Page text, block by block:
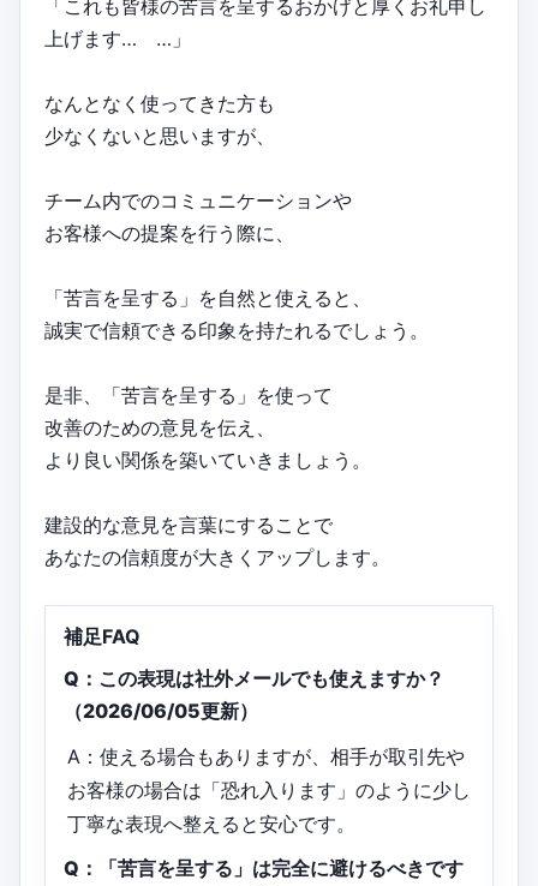
「これも皆様の苦言を呈するおかげと厚くお礼申し
上げます… …」
なんとなく使ってきた方も
少なくないと思いますが、
チーム内でのコミュニケーションや
お客様への提案を行う際に、
「苦言を呈する」を自然と使えると、
誠実で信頼できる印象を持たれるでしょう。
是非、「苦言を呈する」を使って
改善のための意見を伝え、
より良い関係を築いていきましょう。
建設的な意見を言葉にすることで
あなたの信頼度が大きくアップします。
補足FAQ
Q：この表現は社外メールでも使えますか？
（2026/06/05更新）
A：使える場合もありますが、相手が取引先や
お客様の場合は「恐れ入ります」のように少し
丁寧な表現へ整えると安心です。
Q：「苦言を呈する」は完全に避けるべきです